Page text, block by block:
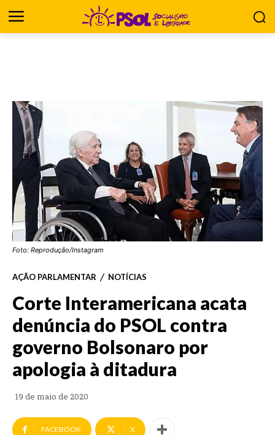
Foto: Reprodução/Instagram
AÇÃO PARLAMENTAR NOTÍCIAS
Corte Interamericana acata
denúncia do PSOL contra
governo Bolsonaro por
apologia à ditadura
19 de maio de 2020
FACEBOOK X